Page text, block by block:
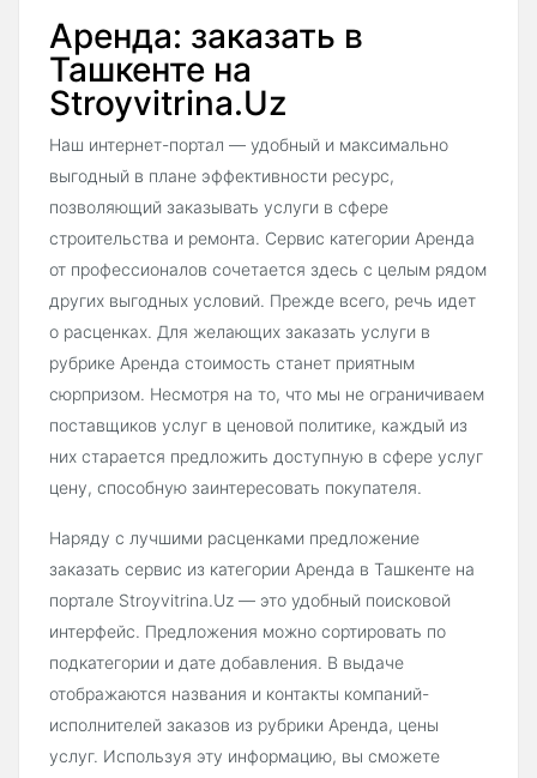
Аренда: заказать в
Ташкенте на
Stroyvitrina.Uz
Наш интернет-портал — удобный и максимально
выгодный в плане эффективности ресурс,
позволяющий заказывать услуги в сфере
строительства и ремонта. Сервис категории Аренда
от профессионалов сочетается здесь с целым рядом
других выгодных условий. Прежде всего, речь идет
о расценках. Для желающих заказать услуги в
рубрике Аренда стоимость станет приятным
сюрпризом. Несмотря на то, что мы не ограничиваем
поставщиков услуг в ценовой политике, каждый из
них старается предложить доступную в сфере услуг
цену, способную заинтересовать покупателя.
Наряду с лучшими расценками предложение
заказать сервис из категории Аренда в Ташкенте на
портале Stroyvitrina.Uz — это удобный поисковой
интерфейс. Предложения можно сортировать по
подкатегории и дате добавления. В выдаче
отображаются названия и контакты компаний-
исполнителей заказов из рубрики Аренда, цены
услуг. Используя эту информацию, вы сможете